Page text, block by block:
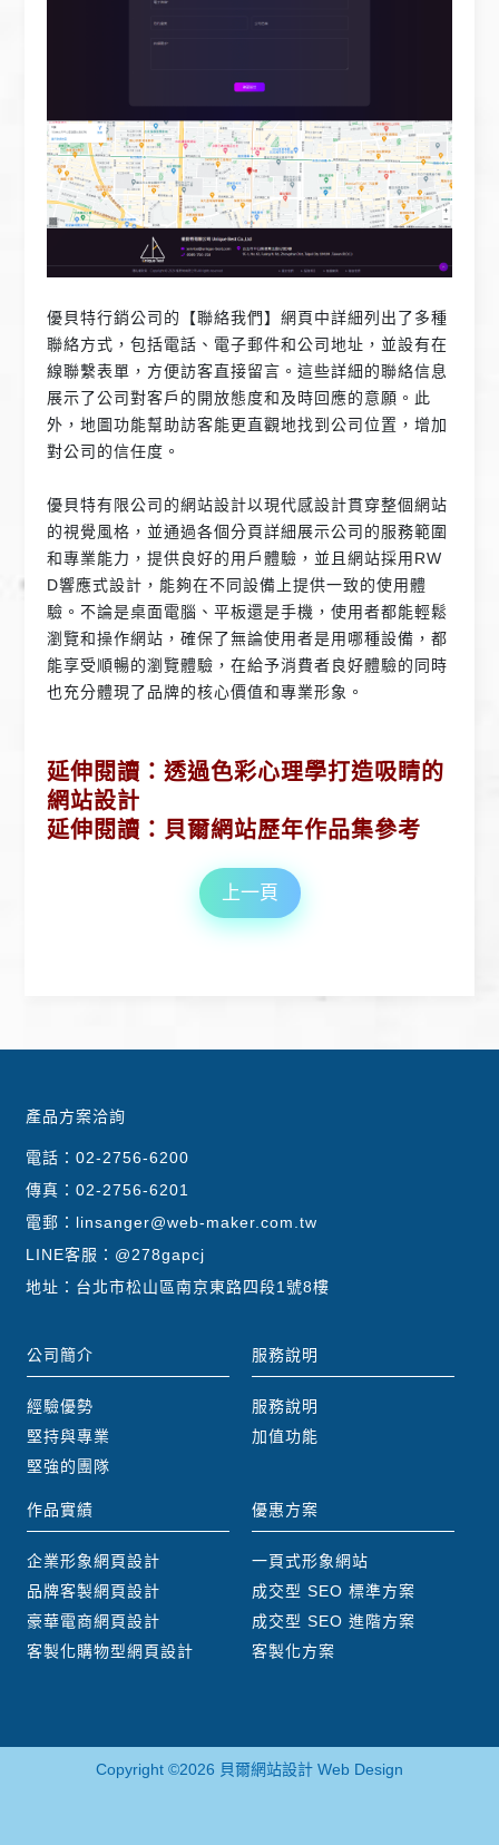
優貝特行銷公司的【聯絡我們】網頁中詳細列出了多種
聯絡方式，包括電話、電子郵件和公司地址，並設有在
線聯繫表單，方便訪客直接留言。這些詳細的聯絡信息
展示了公司對客戶的開放態度和及時回應的意願。此
外，地圖功能幫助訪客能更直觀地找到公司位置，增加
對公司的信任度。
優貝特有限公司的網站設計以現代感設計貫穿整個網站
的視覺風格，並通過各個分頁詳細展示公司的服務範圍
和專業能力，提供良好的用戶體驗，並且網站採用RW
D響應式設計，能夠在不同設備上提供一致的使用體
驗。不論是桌面電腦、平板還是手機，使用者都能輕鬆
瀏覽和操作網站，確保了無論使用者是用哪種設備，都
能享受順暢的瀏覽體驗，在給予消費者良好體驗的同時
也充分體現了品牌的核心價值和專業形象。
延伸閱讀：透過色彩心理學打造吸睛的
網站設計
延伸閱讀：貝爾網站歷年作品集參考
上一頁
產品方案洽詢
電話： 02-2756-6200
傳真：02-2756-6201
電郵： linsanger@web-maker.com.tw
LINE客服： @278gapcj
地址：台北市松山區南京東路四段1號8樓
公司簡介
經驗優勢
堅持與專業
堅強的團隊
服務說明
服務說明
加值功能
作品實績
企業形象網頁設計
品牌客製網頁設計
豪華電商網頁設計
客製化購物型網頁設計
優惠方案
一頁式形象網站
成交型 SEO 標準方案
成交型 SEO 進階方案
客製化方案
Copyright ©2026 貝爾網站設計 Web Design